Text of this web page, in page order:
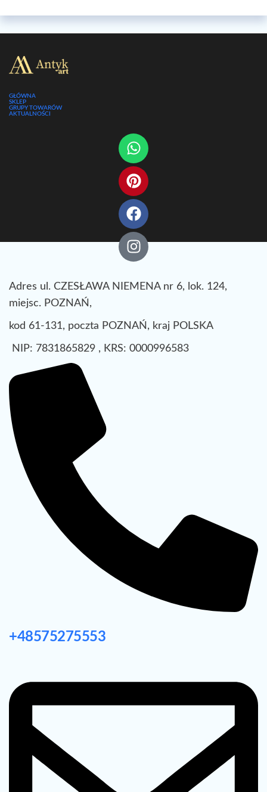
GŁÓWNA
SKLEP
GRUPY TOWARÓW
AKTUALNOŚCI
Adres ul. CZESŁAWA NIEMENA nr 6, lok. 124,
miejsc. POZNAŃ,
kod 61-131, poczta POZNAŃ, kraj POLSKA
NIP: 7831865829 , KRS: 0000996583
+48575275553